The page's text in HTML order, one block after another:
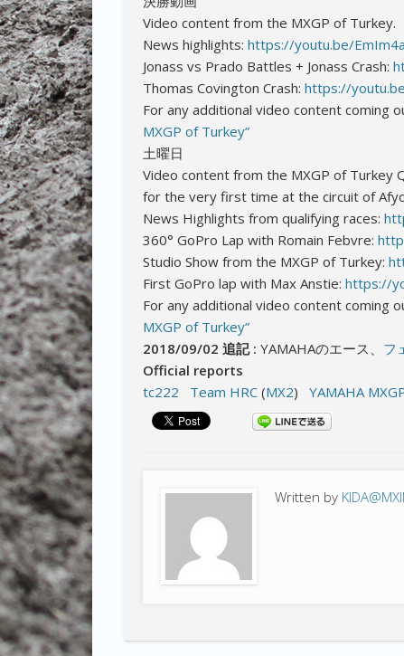
Video content from the MXGP of Turkey.
News highlights:https://youtu.be/
Jonass vs Prado Battles + Jonass Crash:
Thomas Covington Crash:https://
For any additional video content coming
MXGP of Turkey”
土曜日
Video content from the MXGP of Turkey
for the very first time at the circuit of
News Highlights from qualifying races:
360° GoPro Lap with Romain Febvre:
Studio Show from the MXGP of Turkey:
First GoPro lap with Max Anstie:https://
For any additional video content coming
MXGP of Turkey”
2018/09/02 追記 : YAMAHAのエース、 フ
Official reports
tc222
Team HRC (MX2)YAMAHA
Written by